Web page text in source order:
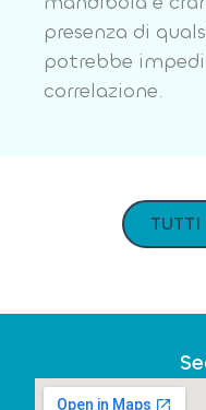
presenza di
potrebbe
correlazione.
TUTTI